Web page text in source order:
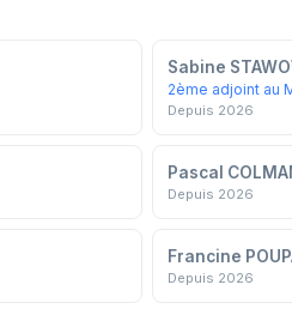
Sabine
2ème adjoint au
Depuis 2026
Pascal
Depuis 2026
Francine
Depuis 2026